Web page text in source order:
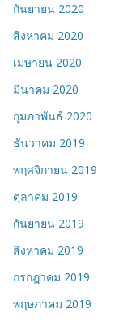
กันยายน 2020
สิงหาคม 2020
เมษายน 2020
มีนาคม 2020
กุมภาพันธ์ 2020
ธันวาคม 2019
พฤศจิกายน 2019
ตุลาคม 2019
กันยายน 2019
สิงหาคม 2019
กรกฎาคม 2019
พฤษภาคม 2019